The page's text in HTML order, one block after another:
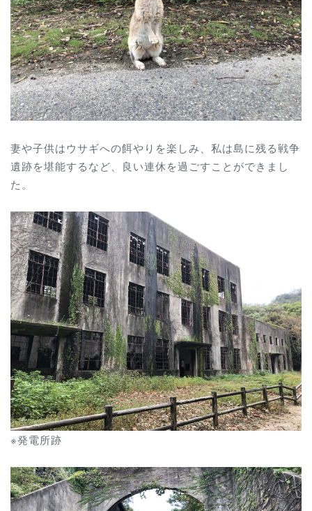
妻や子供はウサギへの餌やりを楽しみ、私は島に残る戦争
遺跡を堪能するなど、良い連休を過ごすことができまし
た。
※発電所跡